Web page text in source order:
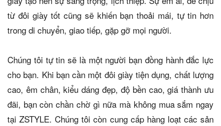
từ đôi giày tốt cũng sẽ khiến bạn thoải mái, tự tin hơn
trong di chuyển, giao tiếp, gặp gỡ mọi người.
Chúng tôi tự tin sẽ là một người bạn đồng hành đắc lực
cho bạn. Khi bạn cần một đôi giày tiện dụng, chất lượng
cao, êm chân, kiểu dáng đẹp, độ bền cao, giá thành ưu
đãi, bạn còn chần chờ gì nữa mà không mua sắm ngay
tại ZSTYLE. Chúng tôi còn cung cấp hàng loạt các sản